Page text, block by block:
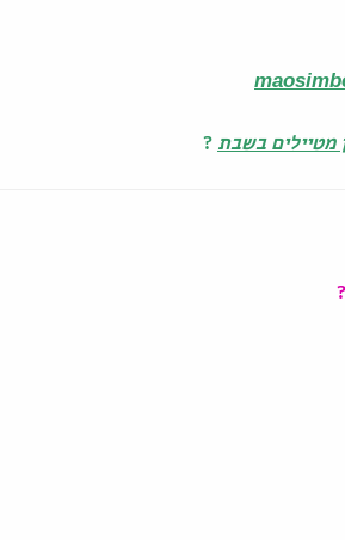
מטיילים בשבת ?
?